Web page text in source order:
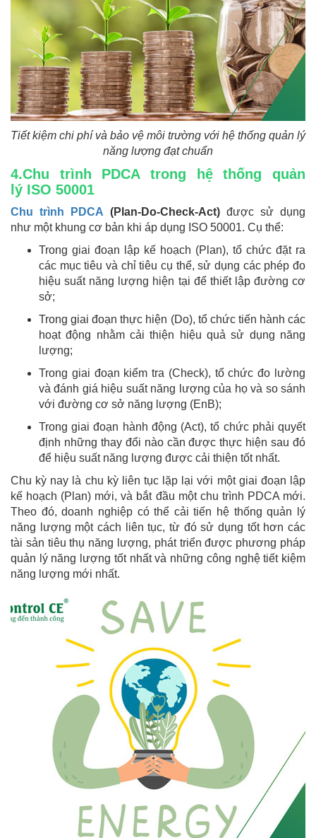
Tiết kiệm chi phí và bảo vệ môi trường với hệ thống quản lý
năng lượng đạt chuẩn
4.Chu trình PDCA trong hệ thống quản
lý ISO 50001
Chu trình PDCA (Plan-Do-Check-Act) được sử dụng
như một khung cơ bản khi áp dụng ISO 50001. Cụ thể:
Trong giai đoạn lập kế hoạch (Plan), tổ chức đặt ra
các mục tiêu và chỉ tiêu cụ thể, sử dụng các phép đo
hiệu suất năng lượng hiện tại để thiết lập đường cơ
sở;
Trong giai đoạn thực hiện (Do), tổ chức tiến hành các
hoạt động nhằm cải thiện hiệu quả sử dụng năng
lượng;
Trong giai đoạn kiểm tra (Check), tổ chức đo lường
và đánh giá hiệu suất năng lượng của họ và so sánh
với đường cơ sở năng lượng (EnB);
Trong giai đoạn hành động (Act), tổ chức phải quyết
định những thay đổi nào cần được thực hiện sau đó
để hiệu suất năng lượng được cải thiện tốt nhất.
Chu kỳ nay là chu kỳ liên tục lặp lại với một giai đoạn lập
kế hoạch (Plan) mới, và bắt đầu một chu trình PDCA mới.
Theo đó, doanh nghiệp có thể cải tiến hệ thống quản lý
năng lượng một cách liên tục, từ đó sử dụng tốt hơn các
tài sản tiêu thụ năng lượng, phát triển được phương pháp
quản lý năng lượng tốt nhất và những công nghệ tiết kiệm
năng lượng mới nhất.